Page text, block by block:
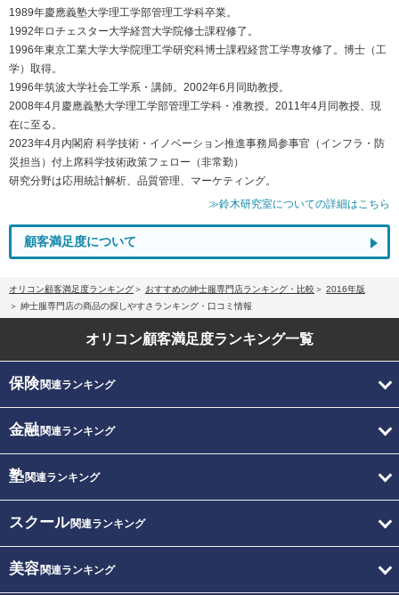
1989年慶應義塾大学理工学部管理工学科卒業。
1992年ロチェスター大学経営大学院修士課程修了。
1996年東京工業大学大学院理工学研究科博士課程経営工学専攻修了。博士（工
学）取得。
1996年筑波大学社会工学系・講師。2002年6月同助教授。
2008年4月慶應義塾大学理工学部管理工学科・准教授。2011年4月同教授、現
在に至る。
2023年4月内閣府 科学技術・イノベーション推進事務局参事官（インフラ・防
災担当）付上席科学技術政策フェロー（非常勤）
研究分野は応用統計解析、品質管理、マーケティング。
≫鈴木研究室についての詳細はこちら
顧客満足度について
オリコン顧客満足度ランキング おすすめの紳士服専門店ランキング・比較
2016年版
紳士服専門店の商品の探しやすさランキング・口コミ情報
オリコン顧客満足度ランキング一覧
保険関連ランキング
金融関連ランキング
塾関連ランキング
スクール関連ランキング
美容関連ランキング